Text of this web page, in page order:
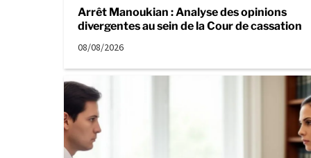
Arrêt Manoukian : Analyse des opinions
divergentes au sein de la Cour de cassation
08/08/2026